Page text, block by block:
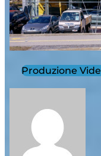
Produzione